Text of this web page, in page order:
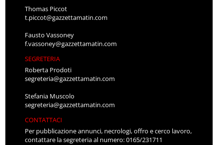
Thomas Piccot
t.piccot@gazzettamatin.com
Fausto Vassoney
f.vassoney@gazzettamatin.com
SEGRETERIA
Roberta Prodoti
segreteria@gazzettamatin.com
Stefania Muscolo
segreteria@gazzettamatin.com
CONTATTACI
Per pubblicazione annunci, necrologi, offro e cerco lavoro,
contattare la segreteria al numero: 0165/231711